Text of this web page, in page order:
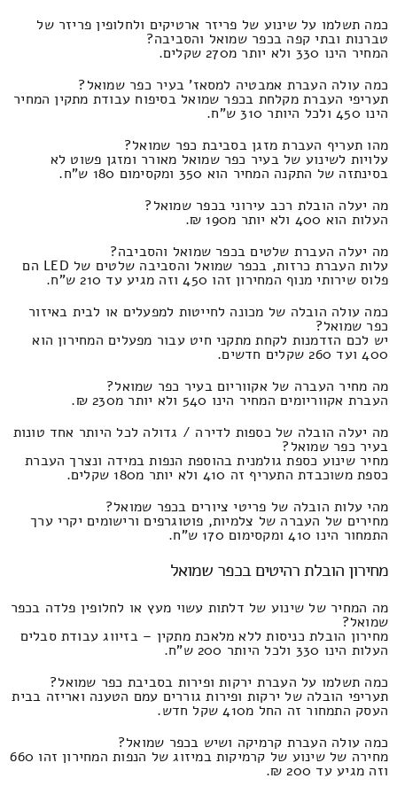
כמה תשלמו על שינוע של פריזר ארטיקים ולחלופין פריזר של
טברנות ובתי קפה בכפר שמואל והסביבה?
המחיר הינו 330 ולא יותר מ270 שקלים.
כמה עולה העברת אמבטיה למסאז' בעיר כפר שמואל?
תעריפי העברת מקלחת בכפר שמואל בסיפוח עבודת מתקין המחיר
הינו 450 ולכל היותר 310 ש"ח.
מהו תעריף העברת מזגן בסביבת כפר שמואל?
עלויות לשינוע של בעיר כפר שמואל מאורר ומזגן פשוט לא
בסינתזה של התקנה המחיר הוא 350 ומקסימום 180 ש"ח.
מה יעלה הובלת רכב עירוני בכפר שמואל?
העלות הוא 400 ולא יותר מ190 ₪.
מה יעלה העברת שלטים בכפר שמואל והסביבה?
עלות העברת כרזות, בכפר שמואל והסביבה שלטים של LED הם
פלוס שירותי מנוף המחירון זהו 450 וזה מגיע עד 210 ש"ח.
כמה עולה הובלה של מכונה לחייטות למפעלים או לבית באיזור
כפר שמואל?
יש לכם הזדמנות לקחת מתקני חיט עבור מפעלים המחירון הוא
400 ועד 260 שקלים חדשים.
מה מחיר העברה של אקווריום בעיר כפר שמואל?
העברת אקווריומים המחיר הינו 540 ולא יותר מ230 ₪.
מה יעלה הובלה של כספות לדירה / גדולה לכל היותר אחד טונות
בעיר כפר שמואל?
מחיר שינוע כספת גולמנית בהוספת הנפות במידה ונצרך העברת
כספת משוכבדת התעריף זה 410 ולא יותר מ180 שקלים.
מהי עלות הובלה של פריטי ציורים בכפר שמואל?
מחירים של העברה של צלמיות, פוטוגרפים ורישומים יקרי ערך
התמחור הינו 410 ומקסימום 170 ש"ח.
מחירון הובלת רהיטים בכפר שמואל
מה המחיר של שינוע של דלתות עשוי מעץ או לחלופין פלדה בכפר
שמואל?
מחירון הובלת כניסות ללא מלאכת מתקין – בזיווג עבודת סבלים
העלות הינו 330 ולכל היותר 200 ש"ח.
כמה תשלמו על העברת ירקות ופירות בסביבת כפר שמואל?
תעריפי הובלה של ירקות ופירות גוררים עמם הטענה ואריזה בבית
העסק התמחור זה החל מ410 שקל חדש.
כמה עולה העברת קרמיקה ושיש בכפר שמואל?
מחירה של שינוע של קרמיקות במיזוג של הנפות המחירון זהו 660
וזה מגיע עד 200 ₪.